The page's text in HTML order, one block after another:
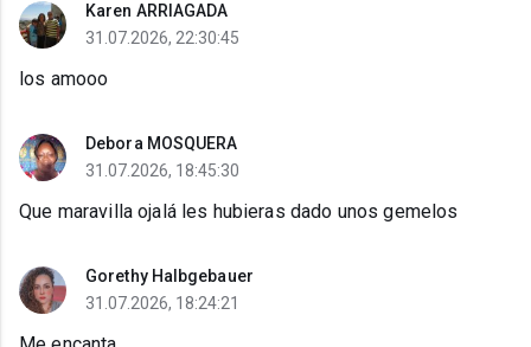
Karen ARRIAGADA
31.07.2026, 22:30:45
los amooo
Debora MOSQUERA
31.07.2026, 18:45:30
Que maravilla ojalá les hubieras dado unos gemelos
Gorethy Halbgebauer
31.07.2026, 18:24:21